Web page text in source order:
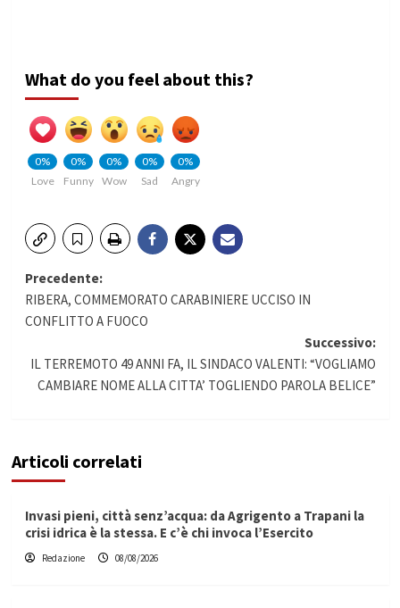
What do you feel about this?
0%
Love
0%
Funny
0%
Wow
0%
Sad
0%
Angry
Navigazione
articolo
Precedente:
RIBERA, COMMEMORATO CARABINIERE UCCISO IN
CONFLITTO A FUOCO
Successivo:
IL TERREMOTO 49 ANNI FA, IL SINDACO VALENTI: “VOGLIAMO
CAMBIARE NOME ALLA CITTA’ TOGLIENDO PAROLA BELICE”
Articoli correlati
Invasi pieni, città senz’acqua: da Agrigento a Trapani la
crisi idrica è la stessa. E c’è chi invoca l’Esercito
Redazione 08/08/2026